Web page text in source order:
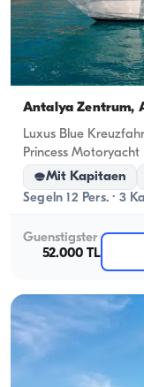
Antalya Zentrum,
Luxus Blue
Princess Motoryacht
Mit Kapitaen
Segeln 12 Pers. · 3
Guenstigster
52.000 TL